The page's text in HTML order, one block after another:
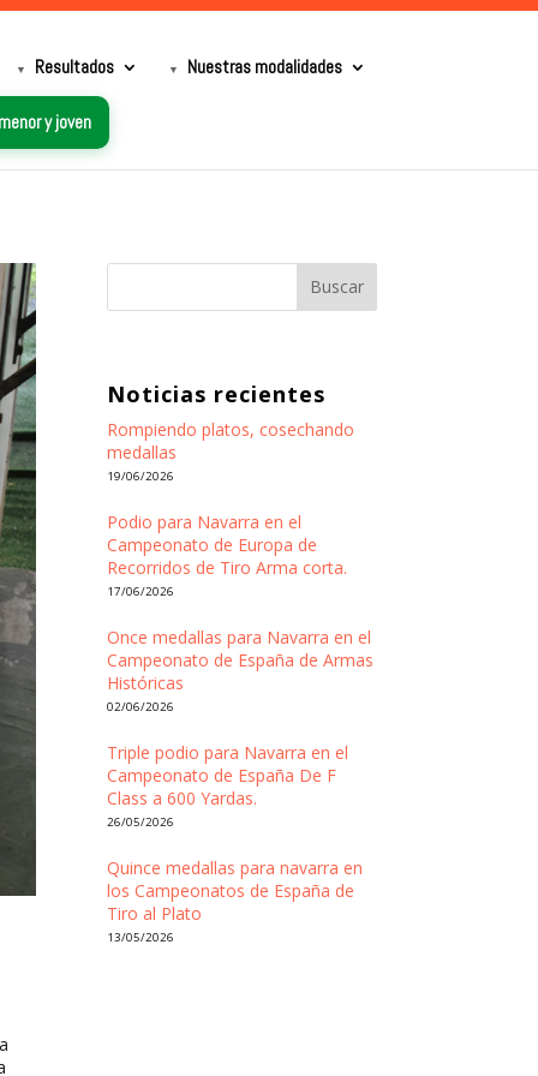
Resultados Nuestras modalidades
y joven
Buscar
Noticias recientes
Rompiendo platos, cosechando
medallas
19/06/2026
Podio para Navarra en el
Campeonato de Europa de
Recorridos de Tiro Arma corta.
17/06/2026
Once medallas para Navarra en el
Campeonato de España de Armas
Históricas
02/06/2026
Triple podio para Navarra en el
Campeonato de España De F
Class a 600 Yardas.
26/05/2026
Quince medallas para navarra en
los Campeonatos de España de
Tiro al Plato
13/05/2026